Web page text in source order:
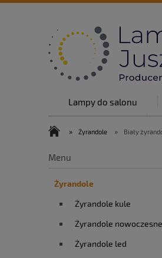
Lampy do salonu
O nas
Blog
» Żyrandole » Biały
Menu
Żyrandole
Żyrandole kule
Żyrandole nowoczesne
Żyrandole led